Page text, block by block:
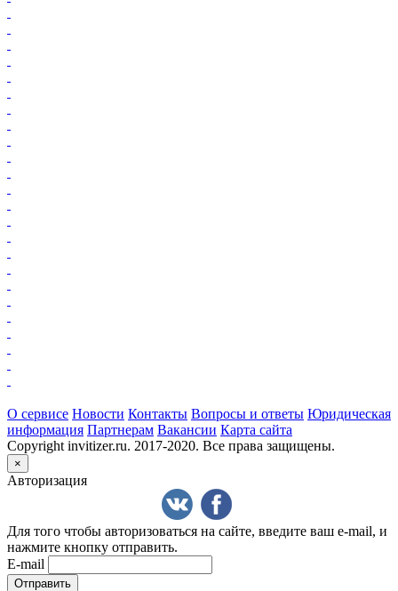
О сервисе Новости Контакты Вопросы и ответы Юридическая
информация Партнерам Вакансии Карта сайта
Copyright invitizer.ru. 2017-2020. Все права защищены.
×
Авторизация
Для того чтобы авторизоваться на сайте, введите ваш e-mail, и
нажмите кнопку отправить.
E-mail
Отправить